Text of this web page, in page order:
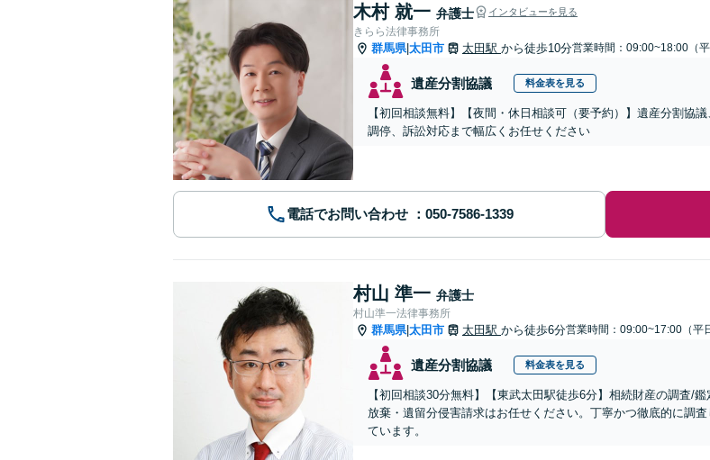
木村 就一 弁護士 インタビューを見る
きらら法律事務所
群馬県|太田市 太田駅 から徒歩10分営業時間：09:00~18:00（平
遺産分割協議 料金表を見る
【初回相談無料】【夜間・休日相談可（要予約）】遺産分割協
調停、訴訟対応まで幅広くお任せください
電話でお問い合わせ
村山 準一 弁護士
村山準一法律事務所
群馬県|太田市 太田駅 から徒歩6分営業時間：09:00~17:00（平
遺産分割協議 料金表を見る
【初回相談30分無料】【東武太田駅徒歩6分】相続財産の調査/
放棄・遺留分侵害請求はお任せください。丁寧かつ徹底的に調
ています。